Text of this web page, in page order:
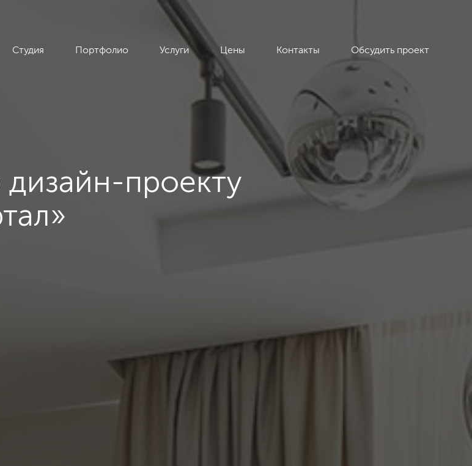
Студия Портфолио Услуги Цены Контакты Обсудить проект
проекту